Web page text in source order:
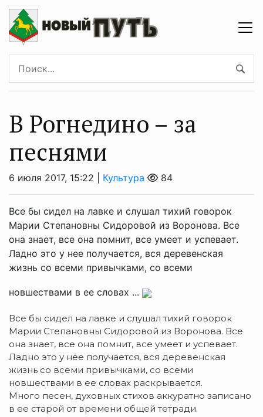
В Рогнедино – за
песнями
6 июля 2017, 15:22 | Культура 84
Все бы сидел на лавке и слушал тихий говорок
Марии Степановны Сидоровой из Воронова. Все
она знает, все она помнит, все умеет и успевает.
Ладно это у нее получается, вся деревенская
жизнь со всеми привычками, со всеми
новшествами в ее словах ...
Все бы сидел на лавке и слушал тихий говорок
Марии Степановны Сидоровой из Воронова. Все
она знает, все она помнит, все умеет и успевает.
Ладно это у нее получается, вся деревенская
жизнь со всеми привычками, со всеми
новшествами в ее словах раскрывается.
Много песен, духовных стихов аккуратно записано
в ее старой от времени общей тетради.